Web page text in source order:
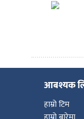
आबश्यक
हाम्रो टिम